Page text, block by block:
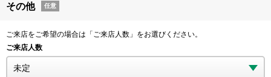
その他 任意
ご来店をご希望の場合は「ご来店人数」をお選びください。
ご来店人数